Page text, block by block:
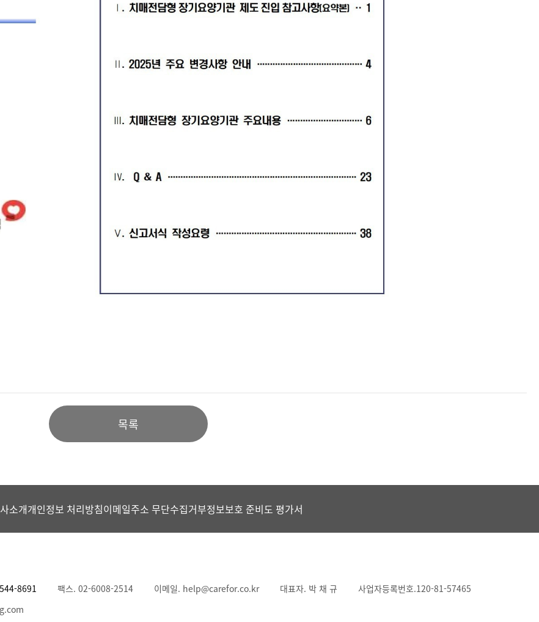
목록
소개개인정보 처리방침이메일주소 무단수집거부정보보호 준비도 평가서
8691 팩스. 02-6008-2514 이메일. help@carefor.co.kr 대표자. 박 채 규
사업자등록번호.120-81-57465